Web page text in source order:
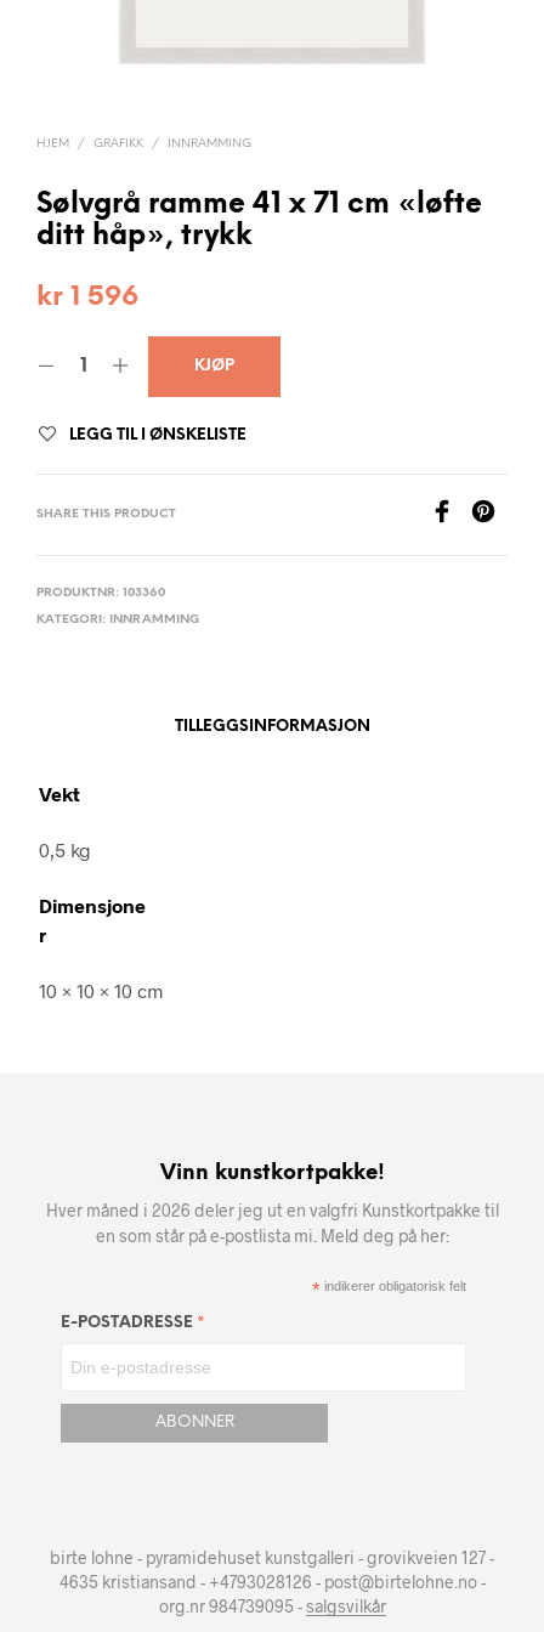
HJEM / GRAFIKK / INNRAMMING
Sølvgrå ramme 41 x 71 cm «løfte
ditt håp», trykk
kr 1 596
KJØP
LEGG TIL I ØNSKELISTE
SHARE THIS PRODUCT
PRODUKTNR: 103360
KATEGORI:
INNRAMMING
TILLEGGSINFORMASJON
Vekt
0,5 kg
Dimensjone
r
10 × 10 × 10 cm
Vinn kunstkortpakke!
Hver måned i 2026 deler jeg ut en valgfri Kunstkortpakke til
en som står på e-postlista mi. Meld deg på her:
* indikerer obligatorisk felt
E-POSTADRESSE *
birte lohne - pyramidehuset kunstgalleri - grovikveien 127 -
4635 kristiansand - +4793028126 - post@birtelohne.no -
org.nr 984739095 -salgsvilkår